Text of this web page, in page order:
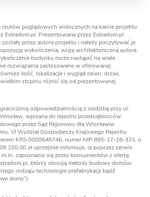
rzutów poglądowych widocznych na karcie projektu
Extradom.pl. Prezentowane przez Extradom.pl
przez autora projektu i należy poczytywać je
wykończenia, wizję architektoniczną autora
budynku może nastąpić na wiele
rozwiązania zastosowane w oferowanej
ilość, lokalizacje i wygląd okien, drzwi,
stopniu różnić się od prezentowanej
odpowiedzialnością z siedzibą przy ul.
wpisana do rejestru przedsiębiorców
przez Sąd Rejonowy dla Wrocławia-
VI Wydział Gospodarczy Krajowego Rejestru
KRS 0000648746, numer NIP 895-17-18-333, o
150,00 zł uprzejmie informuje, iż poprzez serwis
zapoznanie się przez konsumentów z ofertą
którzy stosują metody budowy domów
rodzaju technologie prefabrykacji bądź
domy”).